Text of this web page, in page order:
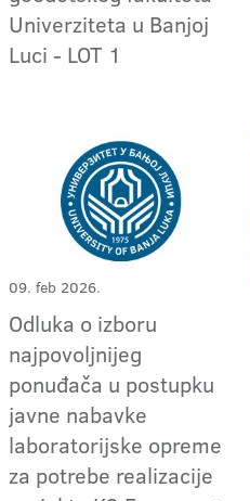
Univerziteta u Banjoj
Luci - LOT 1
09. feb 2026.
Odluka o izboru
najpovoljnijeg
ponuđača u postupku
javne nabavke
laboratorijske opreme
za potrebe realizacije